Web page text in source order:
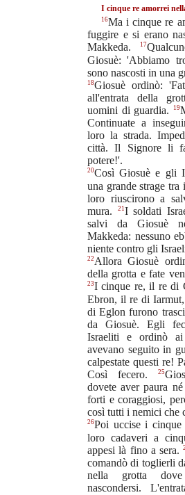
I cinque re amorrei
16Ma i cinque re
fuggire e si erano
Makkeda.
17
Giosuè: 'Abbiamo
sono nascosti in una
18Giosuè ordinò:
all'entrata della
uomini di guardia.
19
Continuate a
loro la strada.
città. Il Signore li
potere!'.
20Così Giosuè e gli
una grande strage
loro riuscirono a
mura.
21 I soldati
salvi da Giosuè
Makkeda: nessuno
niente contro gli
22 Allora Giosuè
della grotta e fate
23I cinque re, il re di
Ebron, il re di
di Eglon furono
da Giosuè. Egli
Israeliti e ordinò
avevano seguito in
calpestate questi re!
Così fecero.
25
dovete aver paura
forti e coraggiosi,
così tutti i nemici che
26Poi uccise i cinque
loro cadaveri a
appesi là fino a sera.
comandò di toglierli
nella grotta
nascondersi.